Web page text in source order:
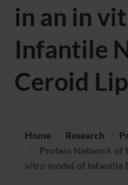
in an in
Infantile
Ceroid
Home Research
Protein Network of
vitro model of Infantile